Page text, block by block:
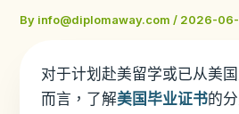
By info@diplomaway.com / 2026-
对于计划赴美留学或已从美
而言，了解美国毕业证书的